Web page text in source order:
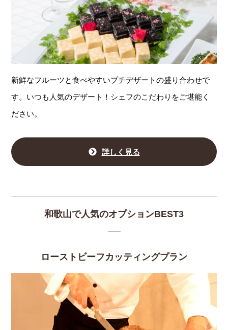
新鮮なフルーツと食べやすいプチデザートの盛り合わせで
す。いつも人気のデザート！シェフのこだわりをご堪能く
ださい。
詳しく見る
和歌山で人気のオプションBEST3
ローストビーフカッティングプラン